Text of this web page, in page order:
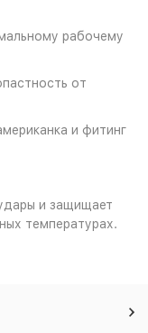
рабочему
от
и фитинг
и защищает
температурах.